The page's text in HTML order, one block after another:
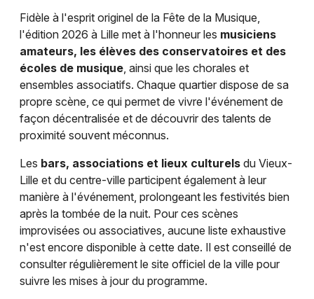
Fidèle à l'esprit originel de la Fête de la Musique,
l'édition 2026 à Lille met à l'honneur les musiciens
amateurs, les élèves des conservatoires et des
écoles de musique , ainsi que les chorales et
ensembles associatifs. Chaque quartier dispose de sa
propre scène, ce qui permet de vivre l'événement de
façon décentralisée et de découvrir des talents de
proximité souvent méconnus.
Les bars, associations et lieux culturels du Vieux-
Lille et du centre-ville participent également à leur
manière à l'événement, prolongeant les festivités bien
après la tombée de la nuit. Pour ces scènes
improvisées ou associatives, aucune liste exhaustive
n'est encore disponible à cette date. Il est conseillé de
consulter régulièrement le site officiel de la ville pour
suivre les mises à jour du programme.